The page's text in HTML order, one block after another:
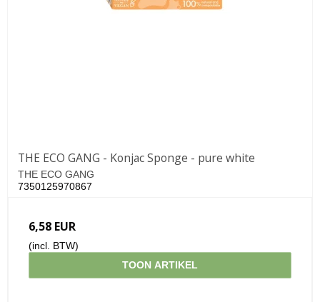
THE ECO GANG - Konjac Sponge - pure white
THE ECO GANG
7350125970867
6,58 EUR
(incl. BTW)
TOON ARTIKEL